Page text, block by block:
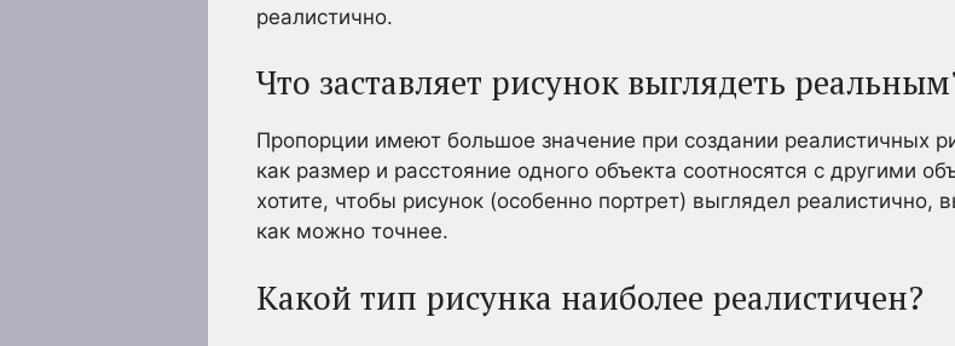
реалистично.
Что заставляет рисунок выглядеть
Пропорции имеют большое значение при создании реалистичных
как размер и расстояние одного объекта соотносятся с другими
хотите, чтобы рисунок (особенно портрет) выглядел
как можно точнее.
Какой тип рисунка наиболее реалистичен?